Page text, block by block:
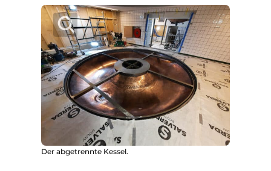
Der abgetrennte Kessel.